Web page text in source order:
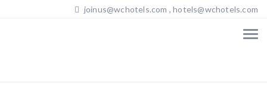
joinus@wchotels.com , hotels@wchotels.com